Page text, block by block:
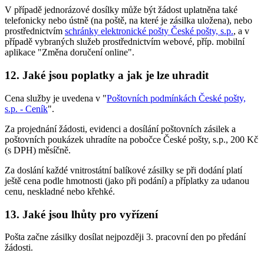
V případě jednorázové dosílky může být žádost uplatněna také
telefonicky nebo ústně (na poště, na které je zásilka uložena), nebo
prostřednictvím schránky elektronické pošty České pošty, s.p., a v
případě vybraných služeb prostřednictvím webové, příp. mobilní
aplikace "Změna doručení online".
12. Jaké jsou poplatky a jak je lze uhradit
Cena služby je uvedena v "Poštovních podmínkách České pošty,
s.p. - Ceník".
Za projednání žádosti, evidenci a dosílání poštovních zásilek a
poštovních poukázek uhradíte na pobočce České pošty, s.p., 200 Kč
(s DPH) měsíčně.
Za doslání každé vnitrostátní balíkové zásilky se při dodání platí
ještě cena podle hmotnosti (jako při podání) a příplatky za udanou
cenu, neskladné nebo křehké.
13. Jaké jsou lhůty pro vyřízení
Pošta začne zásilky dosílat nejpozději 3. pracovní den po předání
žádosti.